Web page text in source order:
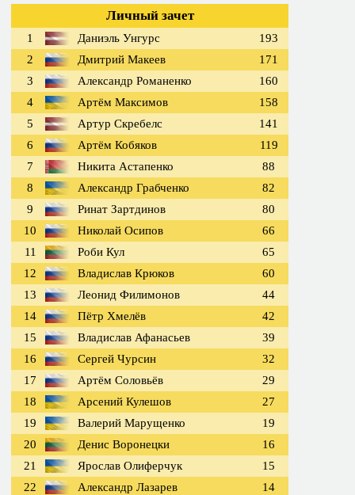
Личный зачет
1 Даниэль Унгурс
193
2
Дмитрий Макеев
171
3
Александр Романенко
160
4
Артём Максимов
158
5
Артур Скребелс
141
6
Артём Кобяков
119
7
Никита Астапенко
88
8
Александр Грабченко
82
9
Ринат Зартдинов
80
10
Николай Осипов
66
11
Роби Кул
65
12
Владислав Крюков
60
13
Леонид Филимонов
44
14
Пётр Хмелёв
42
15
Владислав Афанасьев
39
16
Сергей Чурсин
32
17
Артём Соловьёв
29
18
Арсений Кулешов
27
19
Валерий Марущенко
19
20
Денис Воронецки
16
21
Ярослав Олиферчук
15
22
Александр Лазарев
14